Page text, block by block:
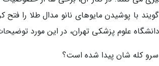
با پوشیدن مایوهای نانو مدال طلا را
علوم پزشکی تهران، در این مورد
سرو کله شان پیدا شده است؟